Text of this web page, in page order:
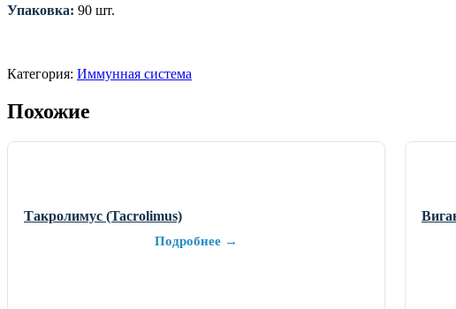
Упаковка: 90 шт.
Категория: Иммунная система
Похожие
Такролимус (Tacrolimus)
Подробнее →